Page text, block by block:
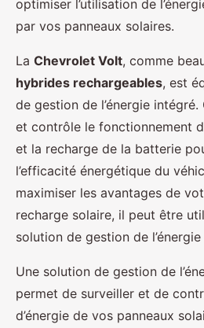
optimiser l’utilisation de
par vos panneaux solaires.
La Chevrolet Volt, comme
hybrides rechargeables, est
de gestion de l’énergie
et contrôle le fonctionnement
et la recharge de la batterie
l’efficacité énergétique du
maximiser les avantages de
recharge solaire, il peut être
solution de gestion de
Une solution de gestion de
permet de surveiller et de
d’énergie de vos panneaux